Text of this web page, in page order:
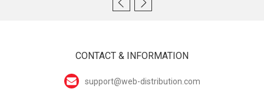
CONTACT & INFORMATION
support@web-distribution.com